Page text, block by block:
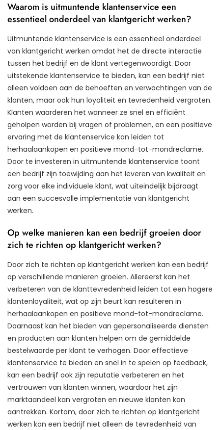
Waarom is uitmuntende klantenservice een
essentieel onderdeel van klantgericht werken?
Uitmuntende klantenservice is een essentieel onderdeel
van klantgericht werken omdat het de directe interactie
tussen het bedrijf en de klant vertegenwoordigt. Door
uitstekende klantenservice te bieden, kan een bedrijf niet
alleen voldoen aan de behoeften en verwachtingen van de
klanten, maar ook hun loyaliteit en tevredenheid vergroten.
Klanten waarderen het wanneer ze snel en efficiënt
geholpen worden bij vragen of problemen, en een positieve
ervaring met de klantenservice kan leiden tot
herhaalaankopen en positieve mond-tot-mondreclame.
Door te investeren in uitmuntende klantenservice toont
een bedrijf zijn toewijding aan het leveren van kwaliteit en
zorg voor elke individuele klant, wat uiteindelijk bijdraagt
aan een succesvolle implementatie van klantgericht
werken.
Op welke manieren kan een bedrijf groeien door
zich te richten op klantgericht werken?
Door zich te richten op klantgericht werken kan een bedrijf
op verschillende manieren groeien. Allereerst kan het
verbeteren van de klanttevredenheid leiden tot een hogere
klantenloyaliteit, wat op zijn beurt kan resulteren in
herhaalaankopen en positieve mond-tot-mondreclame.
Daarnaast kan het bieden van gepersonaliseerde diensten
en producten aan klanten helpen om de gemiddelde
bestelwaarde per klant te verhogen. Door effectieve
klantenservice te bieden en snel in te spelen op feedback,
kan een bedrijf ook zijn reputatie verbeteren en het
vertrouwen van klanten winnen, waardoor het zijn
marktaandeel kan vergroten en nieuwe klanten kan
aantrekken. Kortom, door zich te richten op klantgericht
werken kan een bedrijf niet alleen de tevredenheid van